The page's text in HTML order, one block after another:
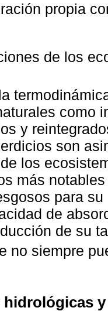
propia
de los
como
y
son
los
más
para
de
de su
no siempre
hidrológicas